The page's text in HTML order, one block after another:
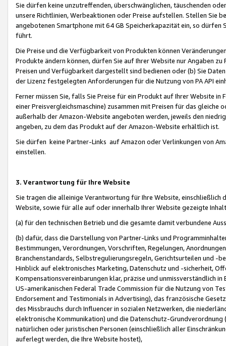
Sie dürfen keine unzutreffenden, überschwänglichen, täuschenden
unsere Richtlinien, Werbeaktionen oder Preise aufstellen. Stellen Sie
angebotenen Smartphone mit 64 GB Speicherkapazität ein, so dürfen
führt.
Die Preise und die Verfügbarkeit von Produkten können
Produkte ändern können, dürfen Sie auf Ihrer Website nur Angaben
Preisen und Verfügbarkeit dargestellt sind bedienen oder (b) Sie
der Lizenz festgelegten Anforderungen für die Nutzung von PA API
Ferner müssen Sie, falls Sie Preise für ein Produkt auf Ihrer Website
einer Preisvergleichsmaschine) zusammen mit Preisen für das
außerhalb der Amazon-Website angeboten werden, jeweils den
angeben, zu dem das Produkt auf der Amazon-Website erhältlich ist.
Sie dürfen keine Partner-Links auf Amazon oder Verlinkungen von
einstellen.
3. Verantwortung für Ihre Website
Sie tragen die alleinige Verantwortung für Ihre Website,
Website, sowie für alle auf oder innerhalb Ihrer Website gezeigte
(a) für den technischen Betrieb und die gesamte damit verbundene
(b) dafür, dass die Darstellung von Partner-Links und
Bestimmungen, Verordnungen, Vorschriften, Regelungen,
Branchenstandards, Selbstregulierungsregeln, Gerichtsurteilen und -
Hinblick auf elektronisches Marketing, Datenschutz und -sicherheit,
Kompensationsvereinbarungen klar, präzise und unmissverständlich
US-amerikanischen Federal Trade Commission für die Nutzung von
Endorsement and Testimonials in Advertising), das französische
des Missbrauchs durch Influencer in sozialen Netzwerken, die
elektronische Kommunikation) und die Datenschutz-
natürlichen oder juristischen Personen (einschließlich aller
auferlegt werden, die Ihre Website hostet),